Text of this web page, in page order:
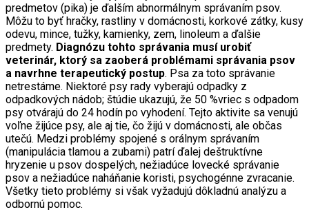
predmetov (pika) je ďalším abnormálnym správaním psov.
Môžu to byť hračky, rastliny v domácnosti, korkové zátky, kusy
odevu, mince, tužky, kamienky, zem, linoleum a ďalšie
predmety. Diagnózu tohto správania musí urobiť
veterinár, ktorý sa zaoberá problémami správania psov
a navrhne terapeutický postup. Psa za toto správanie
netrestáme. Niektoré psy rady vyberajú odpadky z
odpadkových nádob; štúdie ukazujú, že 50 %vriec s odpadom
psy otvárajú do 24 hodín po vyhodení. Tejto aktivite sa venujú
voľne žijúce psy, ale aj tie, čo žijú v domácnosti, ale občas
utečú. Medzi problémy spojené s orálnym správaním
(manipulácia tlamou a zubami) patrí ďalej deštruktívne
hryzenie u psov dospelých, nežiadúce lovecké správanie
psov a nežiadúce naháňanie koristi, psychogénne zvracanie.
Všetky tieto problémy si však vyžadujú dôkladnú analýzu a
odbornú pomoc.